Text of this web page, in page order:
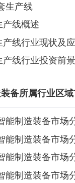
生产线
产线概述
线行业现状及
线行业投资前景
备所属行业区
能制造装备市场
能制造装备市场
能制造装备市场
能制造装备市场